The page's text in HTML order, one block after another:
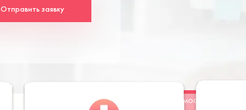
Отправить заявку
Стоимость